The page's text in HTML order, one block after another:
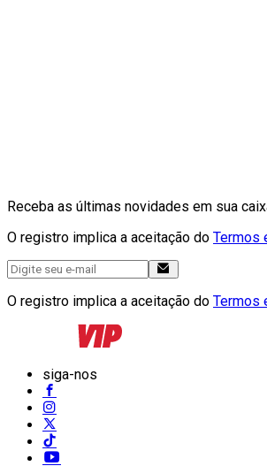
Receba as últimas novidades em sua
O registro implica a aceitação do Termos
O registro implica a aceitação do Termos
siga-nos